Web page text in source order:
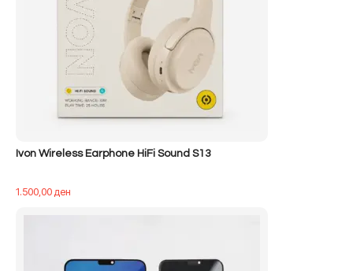
Ivon Wireless Earphone HiFi Sound S13
1.500,00ден